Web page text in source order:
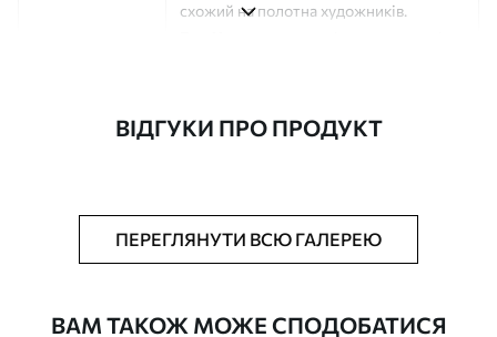
схожий на полотна художників.
Додатково Можна додати лакове покриття.
ВІДГУКИ ПРО ПРОДУКТ
ПЕРЕГЛЯНУТИ ВСЮ ГАЛЕРЕЮ
ВАМ ТАКОЖ МОЖЕ СПОДОБАТИСЯ